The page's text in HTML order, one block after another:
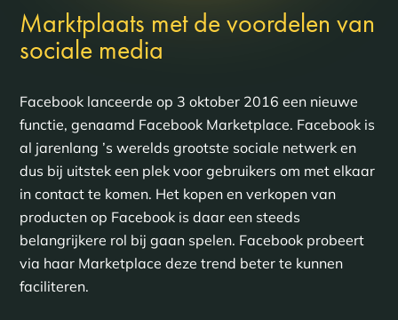
Marktplaats met de voordelen van
sociale media
Facebook lanceerde op 3 oktober 2016 een nieuwe
functie, genaamd Facebook Marketplace. Facebook is
al jarenlang ’s werelds grootste sociale netwerk en
dus bij uitstek een plek voor gebruikers om met elkaar
in contact te komen. Het kopen en verkopen van
producten op Facebook is daar een steeds
belangrijkere rol bij gaan spelen. Facebook probeert
via haar Marketplace deze trend beter te kunnen
faciliteren.